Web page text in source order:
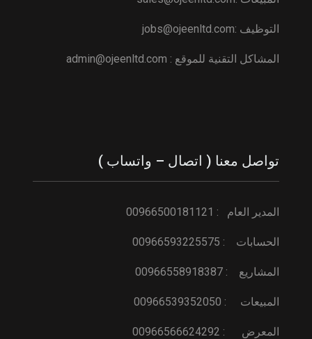
التوظيف : jobs@ojeenltd.com
المشاكل التقنية للموقع : admin@ojeenltd.com
تواصل معنا ( اتصال – واتساب )
المدير العام : 00966500181121
الحسابات : 00966593225575
المشاريع : 00966558918387
المبيعات : 00966539352050
المعرض : 00966566624292